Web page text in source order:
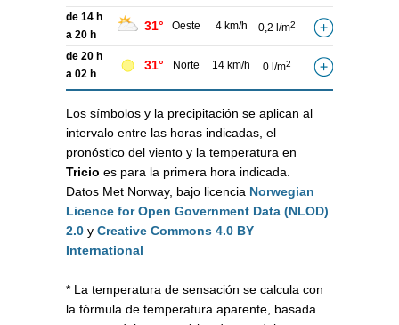
de 14 h
a 20 h
31° Oeste 4 km/h 0,2 l/m2
de 20 h
a 02 h
31° Norte 14 km/h 0 l/m2
Los símbolos y la precipitación se aplican al
intervalo entre las horas indicadas, el
pronóstico del viento y la temperatura en
Tricio es para la primera hora indicada.
Datos Met Norway, bajo licencia Norwegian
Licence for Open Government Data (NLOD)
2.0 y Creative Commons 4.0 BY
International
* La temperatura de sensación se calcula con
la fórmula de temperatura aparente, basada